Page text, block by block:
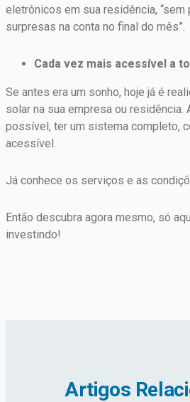
eletrônicos em sua residência, “sem
surpresas na conta no final do mês”.
Cada vez mais acessível a
Se antes era um sonho, hoje já é
solar na sua empresa ou residência.
possível, ter um sistema completo,
acessível.
Já conhece os serviços e as
Então descubra agora mesmo, só
investindo!
Artigos